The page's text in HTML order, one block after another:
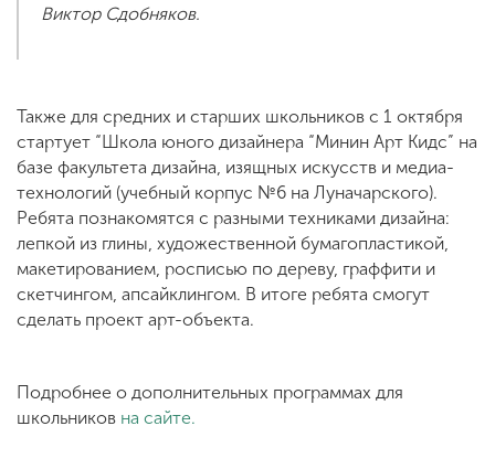
Виктор Сдобняков.
Также для средних и старших школьников с 1 октября
стартует “Школа юного дизайнера “Минин Арт Кидс” на
базе факультета дизайна, изящных искусств и медиа-
технологий (учебный корпус №6 на Луначарского).
Ребята познакомятся с разными техниками дизайна:
лепкой из глины, художественной бумагопластикой,
макетированием, росписью по дереву, граффити и
скетчингом, апсайклингом. В итоге ребята смогут
сделать проект арт-объекта.
Подробнее о дополнительных программах для
школьников на сайте.